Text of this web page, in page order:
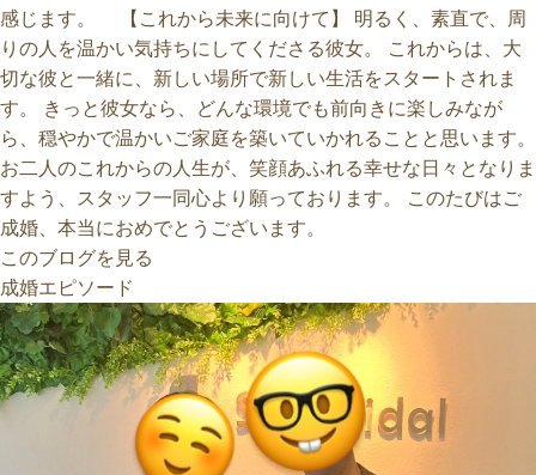
感じます。 【これから未来に向けて】 明るく、素直で、周
りの人を温かい気持ちにしてくださる彼女。 これからは、大
切な彼と一緒に、新しい場所で新しい生活をスタートされま
す。 きっと彼女なら、どんな環境でも前向きに楽しみなが
ら、穏やかで温かいご家庭を築いていかれることと思います。
お二人のこれからの人生が、笑顔あふれる幸せな日々となりま
すよう、スタッフ一同心より願っております。 このたびはご
成婚、本当におめでとうございます。
このブログを見る